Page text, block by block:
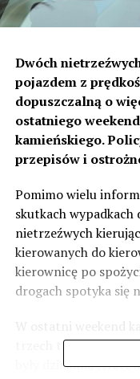
Dwóch
pojazdem z
dopuszczalną o
ostatniego
kamieńskiego.
przepisów i
Pomimo wielu
skutkach
nietrzeźwych
kierowanych do
kierownicę po
drogach spotyka się
trzech takich
były działania